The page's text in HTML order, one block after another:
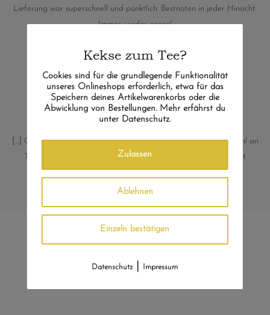
Lieferung war superschnell und pünktlich. Bestnoten in jeder Hinsicht.
Immer wieder gerne!
A. Grimm, Weimar
★★★★★
[...] Generell bietet „Die Teekammer“ eine beeindruckende Auswahl an
Tees, und die Entscheidung, europäische Tees aufzunehmen, ist
lobenswert. Vielen Dank hierfür, macht weiter so!
C. Schmidt, Bergheim
interessant?
Kekse zum Tee?
Cookies sind für die grundlegende Funktionalität
unseres Onlineshops erforderlich, etwa für das
Speichern deines Artikelwarenkorbs oder die
Abwicklung von Bestellungen. Mehr erfährst du
unter Datenschutz.
Zulassen
Ablehnen
Einzeln bestätigen
Datenschutz| Impressum